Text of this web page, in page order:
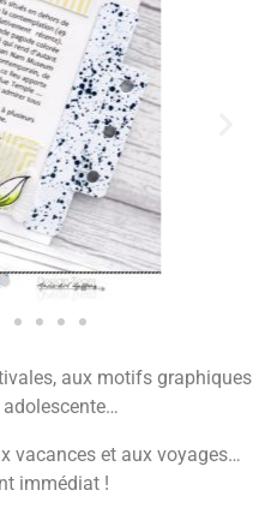
aux motifs graphiques
adolescente…
vacances et aux voyages…
immédiat !